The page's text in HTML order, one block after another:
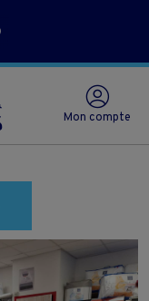
Mon compte